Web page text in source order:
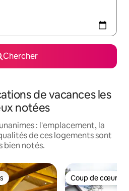
Chercher
de vacances les
notées
: l'emplacement, la
de ces logements sont
bien notés.
Coup de cœur
Coup de cœur